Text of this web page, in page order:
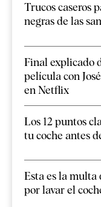
Trucos caseros
negras de las
Final explicado
película con
en Netflix
Los 12 puntos
tu coche antes
Esta es la
por lavar el